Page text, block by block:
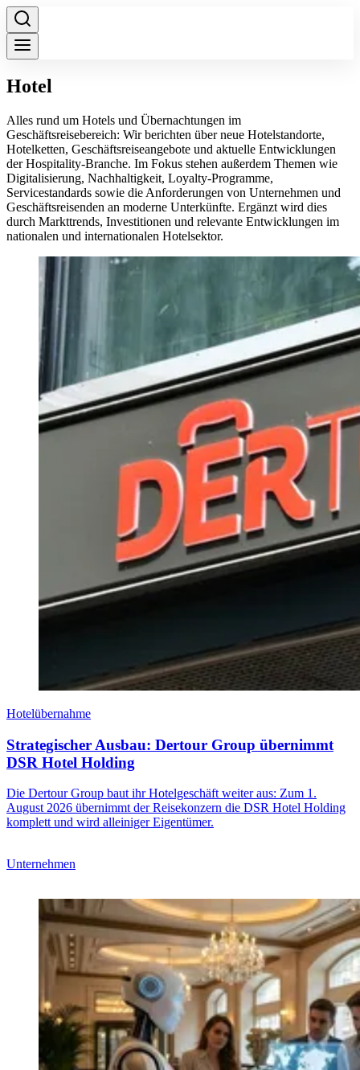
Hotel
Alles rund um Hotels und Übernachtungen im
Geschäftsreisebereich: Wir berichten über neue Hotelstandorte,
Hotelketten, Geschäftsreiseangebote und aktuelle Entwicklungen
der Hospitality-Branche. Im Fokus stehen außerdem Themen wie
Digitalisierung, Nachhaltigkeit, Loyalty-Programme,
Servicestandards sowie die Anforderungen von Unternehmen und
Geschäftsreisenden an moderne Unterkünfte. Ergänzt wird dies
durch Markttrends, Investitionen und relevante Entwicklungen im
nationalen und internationalen Hotelsektor.
Hotelübernahme
Strategischer Ausbau: Dertour Group übernimmt
DSR Hotel Holding
Die Dertour Group baut ihr Hotelgeschäft weiter aus: Zum 1.
August 2026 übernimmt der Reisekonzern die DSR Hotel Holding
komplett und wird alleiniger Eigentümer.
Unternehmen